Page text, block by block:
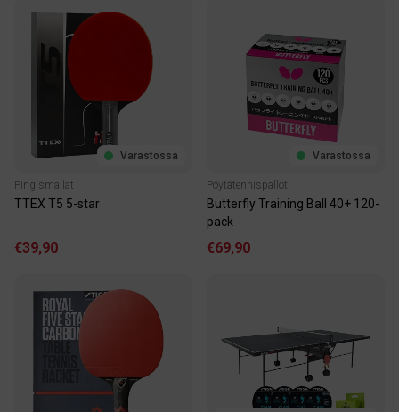
Varastossa
Pingismailat
TTEX T5 5-star
€39,90
Varastossa
Pöytätennispallot
Butterfly Training Ball 40+ 120-
pack
€69,90